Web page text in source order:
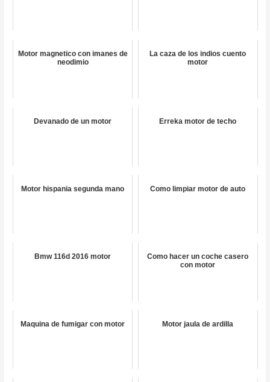
Motor magnetico con imanes de
neodimio
La caza de los indios cuento
motor
Devanado de un motor Erreka motor de techo
Motor hispania segunda mano Como limpiar motor de auto
Bmw 116d 2016 motor
Como hacer un coche casero
con motor
Maquina de fumigar con motor Motor jaula de ardilla